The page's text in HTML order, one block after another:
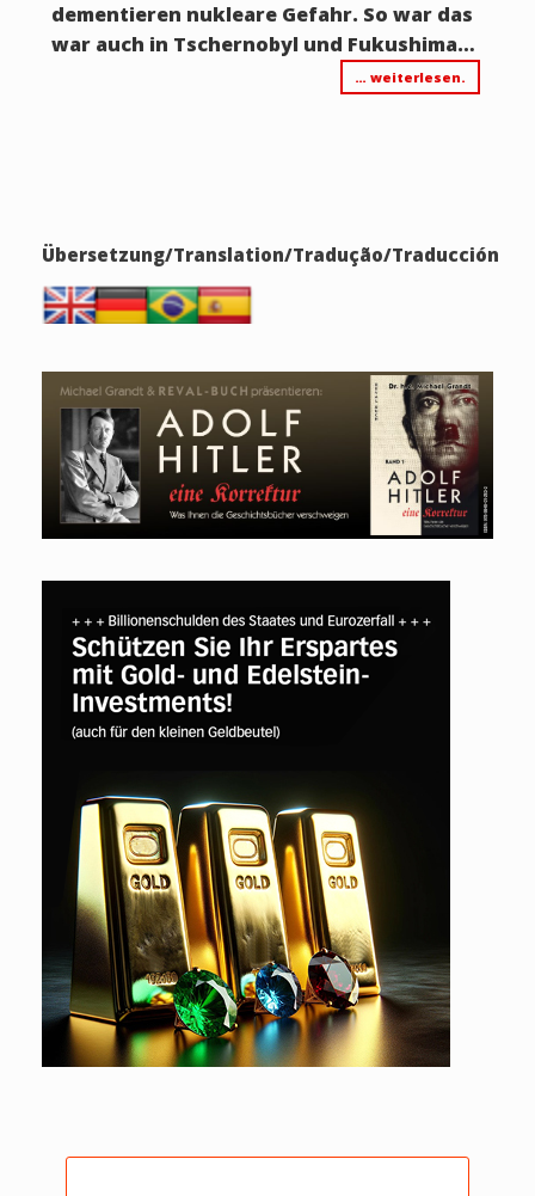
dementieren nukleare Gefahr. So war das
war auch in Tschernobyl und Fukushima…
… weiterlesen.
Übersetzung/Translation/Tradução/Traducción